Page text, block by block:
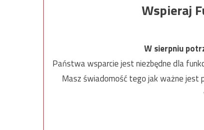
Wspieraj
W sierpniu
Państwa wsparcie jest niezbędne dla
Masz świadomość tego jak ważne jest